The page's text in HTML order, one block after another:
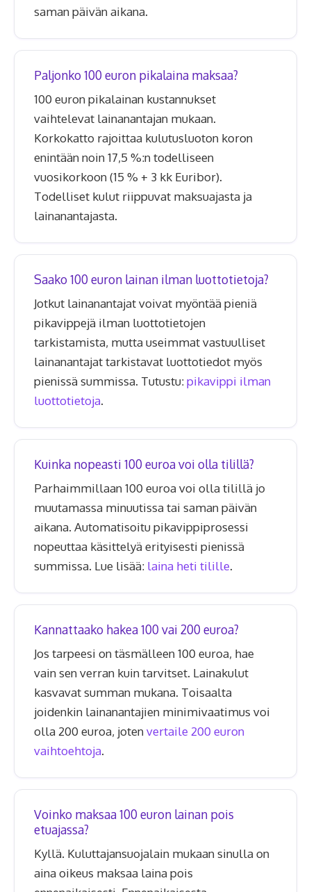
saman päivän aikana.
Paljonko 100 euron pikalaina maksaa?
100 euron pikalainan kustannukset
vaihtelevat lainanantajan mukaan.
Korkokatto rajoittaa kulutusluoton koron
enintään noin 17,5 %:n todelliseen
vuosikorkoon (15 % + 3 kk Euribor).
Todelliset kulut riippuvat maksuajasta ja
lainanantajasta.
Saako 100 euron lainan ilman luottotietoja?
Jotkut lainanantajat voivat myöntää pieniä
pikavippejä ilman luottotietojen
tarkistamista, mutta useimmat vastuulliset
lainanantajat tarkistavat luottotiedot myös
pienissä summissa. Tutustu:pikavippi ilman
luottotietoja.
Kuinka nopeasti 100 euroa voi olla tilillä?
Parhaimmillaan 100 euroa voi olla tilillä jo
muutamassa minuutissa tai saman päivän
aikana. Automatisoitu pikavippiprosessi
nopeuttaa käsittelyä erityisesti pienissä
summissa. Lue lisää: laina heti tilille.
Kannattaako hakea 100 vai 200 euroa?
Jos tarpeesi on täsmälleen 100 euroa, hae
vain sen verran kuin tarvitset. Lainakulut
kasvavat summan mukana. Toisaalta
joidenkin lainanantajien minimivaatimus voi
olla 200 euroa, jotenvertaile 200 euron
vaihtoehtoja.
Voinko maksaa 100 euron lainan pois
etuajassa?
Kyllä. Kuluttajansuojalain mukaan sinulla on
aina oikeus maksaa laina pois